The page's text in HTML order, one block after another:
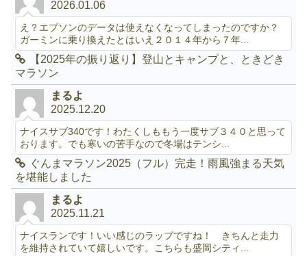
2026.01.06
え？エプソンのデータは使えなくなってしまったのですか？
ガーミンに乗り換えたとはいえ２０１４年から７年...
【2025年の振り返り】登山とキャンプと、ときどき
マラソン
まるよ
2025.12.20
ナイスサブ340です！わたくしももう一度サブ３４０と思って
おります。でも寒いの苦手なので冬場はテンシ...
ぐんまマラソン2025（フル）完走！雨風強まる天気
を堪能しました
まるよ
2025.11.21
ナイスランです！いい感じのラップですね！ きちんと走力
を維持されていて嬉しいです。こちらも盛岡シティ...